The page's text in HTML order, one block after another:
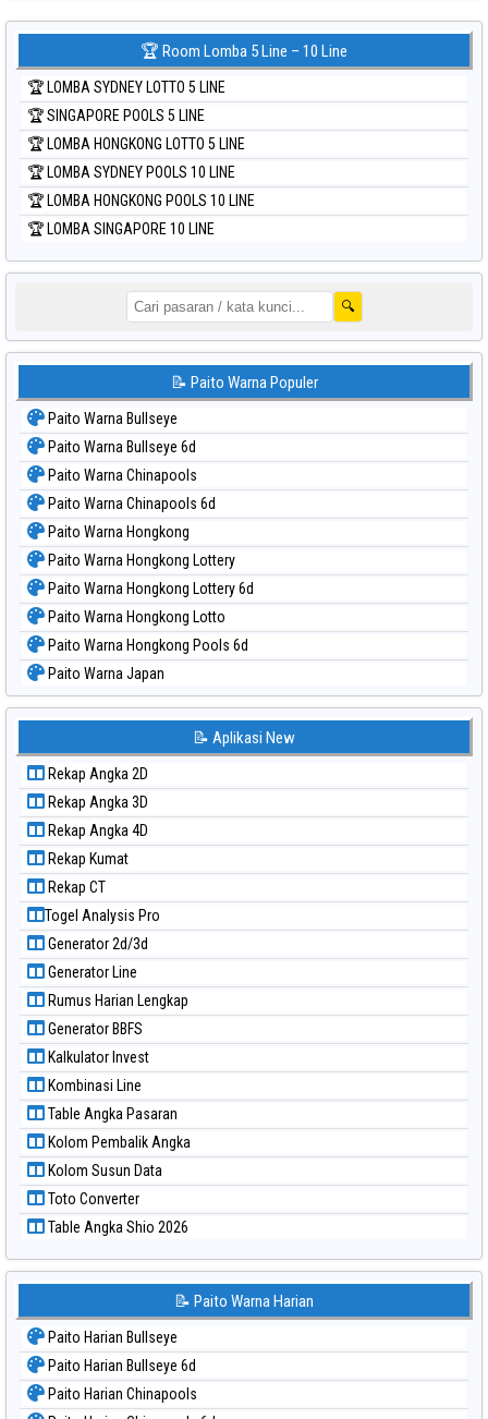
🏆 Room Lomba 5 Line – 10 Line
🏆 LOMBA SYDNEY LOTTO 5 LINE
🏆 SINGAPORE POOLS 5 LINE
🏆 LOMBA HONGKONG LOTTO 5 LINE
🏆 LOMBA SYDNEY POOLS 10 LINE
🏆 LOMBA HONGKONG POOLS 10 LINE
🏆 LOMBA SINGAPORE 10 LINE
🔍
📝 Paito Warna Populer
Paito Warna Bullseye
Paito Warna Bullseye 6d
Paito Warna Chinapools
Paito Warna Chinapools 6d
Paito Warna Hongkong
Paito Warna Hongkong Lottery
Paito Warna Hongkong Lottery 6d
Paito Warna Hongkong Lotto
Paito Warna Hongkong Pools 6d
Paito Warna Japan
Paito Warna Japan 6d
Paito Warna Kuda Lari
Paito Warna Magnum Cambodia
Paito Warna Nagoya
Paito Warna New York Midday
Paito Warna North Carolina Day
Paito Warna Pcso
Paito Warna Pennsylvania Day
Paito Warna Sao Paulo
Paito Warna Singapore
Paito Warna Sydney
Paito Warna Sydney Lottery
Paito Warna Sydney Lottery 6d
Paito Warna Sydney Lotto
Paito Warna Sydney Pools 6d
Paito Warna Taipei
Paito Warna Taiwan
📝 Aplikasi New
Rekap Angka 2D
Rekap Angka 3D
Rekap Angka 4D
Rekap Kumat
Rekap CT
Togel Analysis Pro
Generator 2d/3d
Generator Line
Rumus Harian Lengkap
Generator BBFS
Kalkulator Invest
Kombinasi Line
Table Angka Pasaran
Kolom Pembalik Angka
Kolom Susun Data
Toto Converter
Table Angka Shio 2026
📝 Paito Warna Harian
Paito Harian Bullseye
Paito Harian Bullseye 6d
Paito Harian Chinapools